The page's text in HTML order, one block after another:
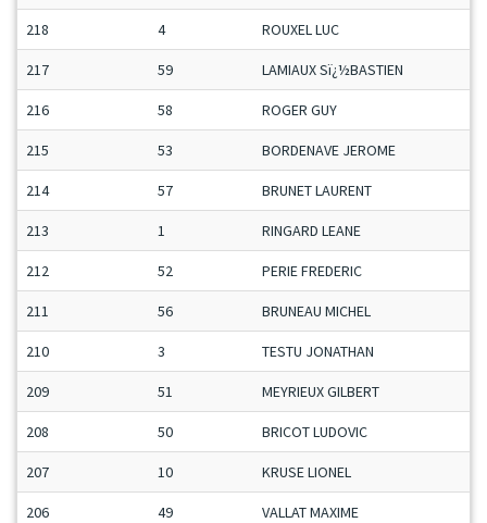
218 4 ROUXEL LUC
217 59 LAMIAUX Sï¿½BASTIEN
216 58 ROGER GUY
215 53 BORDENAVE JEROME
214 57 BRUNET LAURENT
213 1 RINGARD LEANE
212 52 PERIE FREDERIC
211 56 BRUNEAU MICHEL
210 3 TESTU JONATHAN
209 51 MEYRIEUX GILBERT
208 50 BRICOT LUDOVIC
207 10 KRUSE LIONEL
206 49 VALLAT MAXIME